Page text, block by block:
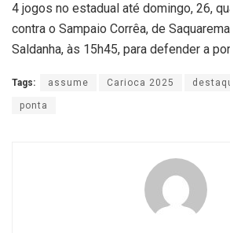
4 jogos no estadual até domingo, 26,
contra o Sampaio Corrêa, de
Saldanha, às 15h45, para defender a
Tags: assume Carioca 2025
ponta